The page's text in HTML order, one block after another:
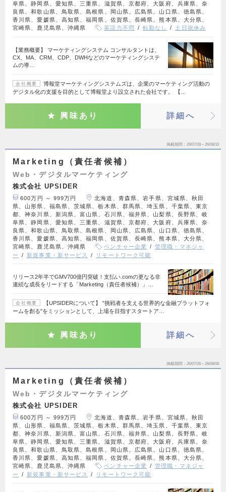
阜県、静岡県、愛知県、三重県、滋賀県、京都府、大阪府、兵庫県、奈
良県、和歌山県、鳥取県、島根県、岡山県、広島県、山口県、徳島県、
香川県、愛媛県、高知県、福岡県、佐賀県、長崎県、熊本県、大分県、
宮崎県、鹿児島県、沖縄県
英語力不問 転勤なし 土日祝休み
【業務概要】 マーケティングシステム コンサルタントは、
CX、MA、CRM、CDP、DWHなどのマーケティングシステ
ムの導…
会社概要
博報堂マーケティングシステムズは、企業のマーケティング活動の
デジタル化の支援を目的として博報堂より設立された会社です。 【…
興味あり 詳細へ
掲載期間 26/07/28～26/08/10
Marketing（責任者候補）
Web・デジタルマーケティング
株式会社 UPSIDER
600万円 ～ 999万円
北海道、青森県、岩手県、宮城県、秋田
県、山形県、福島県、茨城県、栃木県、群馬県、埼玉県、千葉県、東京
都、神奈川県、新潟県、富山県、石川県、福井県、山梨県、長野県、岐
阜県、静岡県、愛知県、三重県、滋賀県、京都府、大阪府、兵庫県、奈
良県、和歌山県、鳥取県、島根県、岡山県、広島県、山口県、徳島県、
香川県、愛媛県、高知県、福岡県、佐賀県、長崎県、熊本県、大分県、
宮崎県、鹿児島県、沖縄県
ベンチャー企業
管理職・マネジャ
ー
新規事業・新サービス リモートワーク可能
リリース2年半でGMV700億円突破！支払い.comの更なる非
連続な成長をリードする「Marketing（責任者候補）」…
会社概要
【UPSIDERについて】 "挑戦者を支える世界的な金融プラットフォ
ームを創る"をミッションとして、上場を目指すスタートア…
興味あり 詳細へ
掲載期間 26/07/26～26/08/08
Marketing（責任者候補）
Web・デジタルマーケティング
株式会社 UPSIDER
600万円 ～ 999万円
北海道、青森県、岩手県、宮城県、秋田
県、山形県、福島県、茨城県、栃木県、群馬県、埼玉県、千葉県、東京
都、神奈川県、新潟県、富山県、石川県、福井県、山梨県、長野県、岐
阜県、静岡県、愛知県、三重県、滋賀県、京都府、大阪府、兵庫県、奈
良県、和歌山県、鳥取県、島根県、岡山県、広島県、山口県、徳島県、
香川県、愛媛県、高知県、福岡県、佐賀県、長崎県、熊本県、大分県、
宮崎県、鹿児島県、沖縄県
ベンチャー企業
管理職・マネジャ
ー
新規事業・新サービス リモートワーク可能